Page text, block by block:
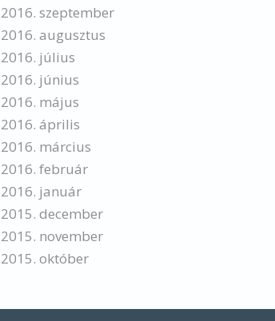
2016. szeptember
2016. augusztus
2016. július
2016. június
2016. május
2016. április
2016. március
2016. február
2016. január
2015. december
2015. november
2015. október